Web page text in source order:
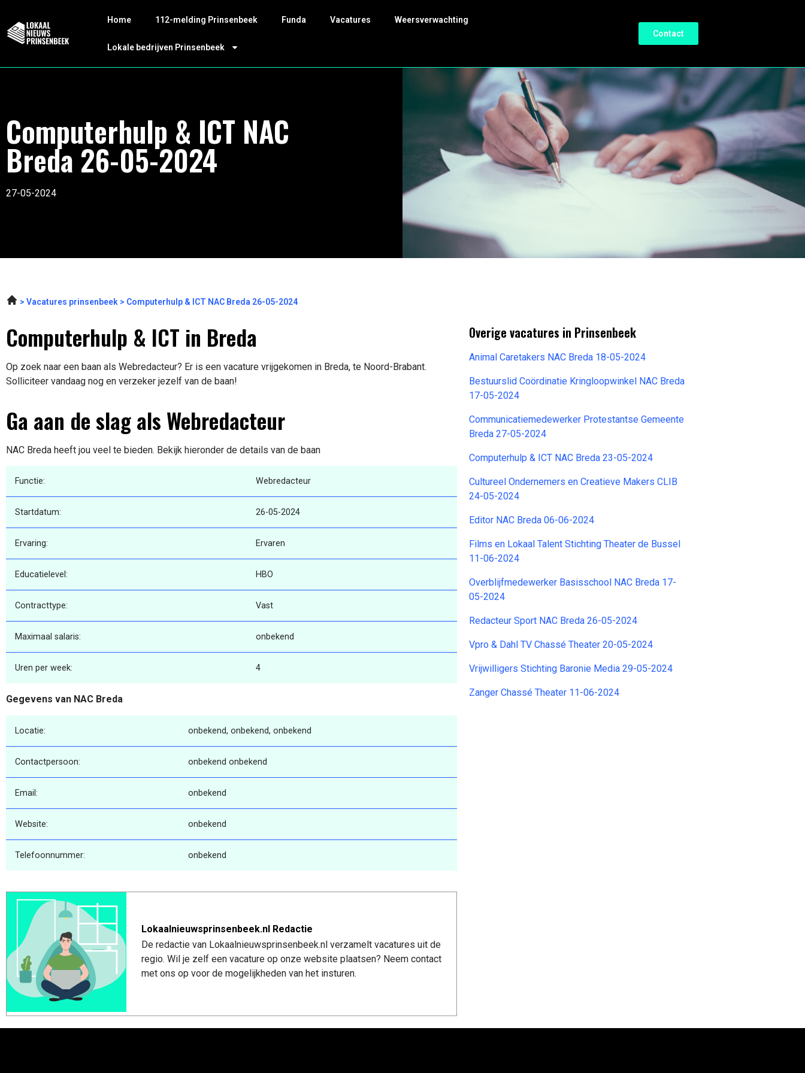
Home 112-melding Prinsenbeek Funda Vacatures Weersverwachting
Lokale bedrijven Prinsenbeek
Contact
Computerhulp & ICT NAC
Breda 26-05-2024
27-05-2024
Vacatures prinsenbeek Computerhulp & ICT NAC Breda 26-05-2024
Computerhulp & ICT in Breda
Op zoek naar een baan als Webredacteur? Er is een vacature vrijgekomen in Breda, te Noord-Brabant.
Solliciteer vandaag nog en verzeker jezelf van de baan!
Ga aan de slag als Webredacteur
NAC Breda heeft jou veel te bieden. Bekijk hieronder de details van de baan
Functie: Webredacteur
Startdatum: 26-05-2024
Ervaring: Ervaren
Educatielevel: HBO
Contracttype: Vast
Maximaal salaris: onbekend
Uren per week: 4
Gegevens van NAC Breda
Locatie: onbekend, onbekend, onbekend
Contactpersoon: onbekend onbekend
Email: onbekend
Website: onbekend
Telefoonnummer: onbekend
Lokaalnieuwsprinsenbeek.nl Redactie
De redactie van Lokaalnieuwsprinsenbeek.nl verzamelt vacatures uit de
regio. Wil je zelf een vacature op onze website plaatsen? Neem contact
met ons op voor de mogelijkheden van het insturen.
Overige vacatures in Prinsenbeek
Animal Caretakers NAC Breda 18-05-2024
Bestuurslid Coördinatie Kringloopwinkel NAC Breda
17-05-2024
Communicatiemedewerker Protestantse Gemeente
Breda 27-05-2024
Computerhulp & ICT NAC Breda 23-05-2024
Cultureel Ondernemers en Creatieve Makers CLIB
24-05-2024
Editor NAC Breda 06-06-2024
Films en Lokaal Talent Stichting Theater de Bussel
11-06-2024
Overblijfmedewerker Basisschool NAC Breda 17-
05-2024
Redacteur Sport NAC Breda 26-05-2024
Vpro & Dahl TV Chassé Theater 20-05-2024
Vrijwilligers Stichting Baronie Media 29-05-2024
Zanger Chassé Theater 11-06-2024